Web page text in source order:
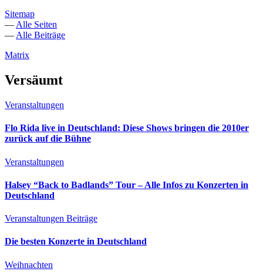
Sitemap
— Alle Seiten
— Alle Beiträge
Matrix
Versäumt
Veranstaltungen
Flo Rida live in Deutschland: Diese Shows bringen die 2010er
zurück auf die Bühne
Veranstaltungen
Halsey “Back to Badlands” Tour – Alle Infos zu Konzerten in
Deutschland
Veranstaltungen Beiträge
Die besten Konzerte in Deutschland
Weihnachten